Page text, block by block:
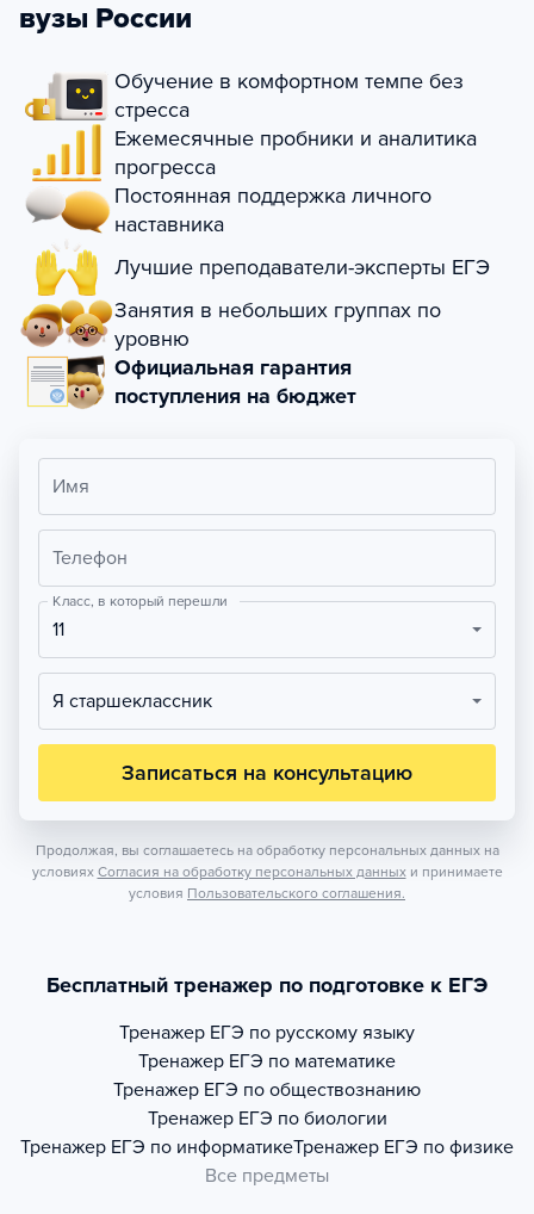
вузы России
Обучение в комфортном темпе без
стресса
Ежемесячные пробники и аналитика
прогресса
Постоянная поддержка личного
наставника
Лучшие преподаватели-эксперты ЕГЭ
Занятия в небольших группах по
уровню
Официальная гарантия
поступления на бюджет
Имя
Телефон
Класс, в который перешли
11
Я старшеклассник
Записаться на консультацию
Продолжая, вы соглашаетесь на обработку персональных данных на
условиях Согласия на обработку персональных данных и принимаете
условия Пользовательского соглашения.
Бесплатный тренажер по подготовке к ЕГЭ
Тренажер ЕГЭ по русскому языку
Тренажер ЕГЭ по математике
Тренажер ЕГЭ по обществознанию
Тренажер ЕГЭ по биологии
Тренажер ЕГЭ по информатикеТренажер ЕГЭ по физике
Все предметы